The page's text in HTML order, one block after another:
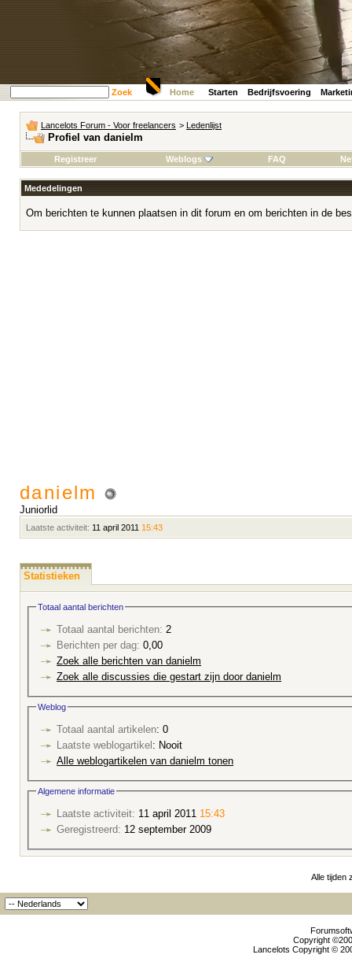
Zoek Home Starten Bedrijfsvoering
Lancelots Forum - Voor freelancers > Ledenlijst
Profiel van danielm
Registreer Weblogs FAQ
Mededelingen
Om berichten te kunnen plaatsen in dit forum en om berichten in de
danielm
Juniorlid
Laatste activiteit: 11 april 2011 15:43
Statistieken
Totaal aantal berichten
Totaal aantal berichten: 2
Berichten per dag: 0,00
Zoek alle berichten van danielm
Zoek alle discussies die gestart zijn door danielm
Weblog
Totaal aantal artikelen: 0
Laatste weblogartikel
: Nooit
Alle weblogartikelen van danielm tonen
Algemene informatie
Laatste activiteit: 11 april 2011 15:43
Geregistreerd: 12 september 2009
Alle tijden
Copyright
Lancelots Copyright ©